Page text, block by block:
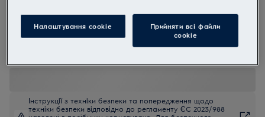
Soft Edge Beater ™ з силіконовими краями, щоб допомогти
PerfectRiseLid ™, що допомагає зберегти вологість та ефективно
Інструкції з техніки безпеки та попередження щодо
техніки безпеки відповідно до регламенту ЄС 2023/988
Налаштування cookie
Прийняти всі файли
сookie